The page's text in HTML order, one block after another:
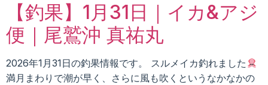
【釣果】1月31日｜イカ&アジ
便｜尾鷲沖 真祐丸
2026年1月31日の釣果情報です。 スルメイカ釣れました
満月まわりで潮が早く、さらに風も吹くというなかなかの